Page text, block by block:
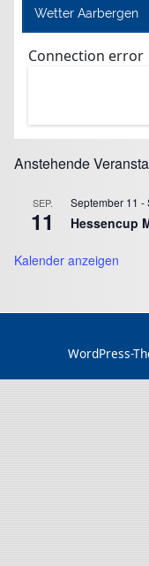
Wetter Aarbergen
Connection error
Anstehende
SEP.
11
September 11 -
Hessencup
Kalender anzeigen
WordPress-